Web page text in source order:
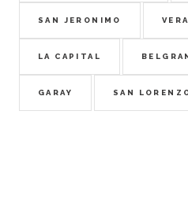
SAN JERONIMO VERA
LA CAPITAL
GARAY SAN